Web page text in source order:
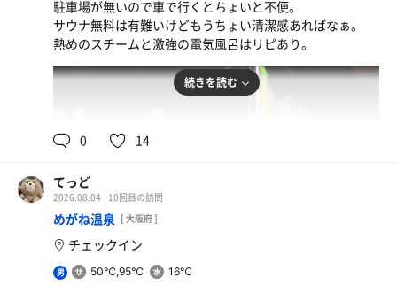
駐車場が無いので車で行くとちょいと不便。
サウナ無料は有難いけどもうちょい清潔感あればなぁ。
熱めのスチームと激強の電気風呂はリピあり。
続きを読む
0 14
てっど
2026.08.04 10回目の訪問
めがね温泉 [ 大阪府 ]
チェックイン
男 50℃,95℃ 16℃